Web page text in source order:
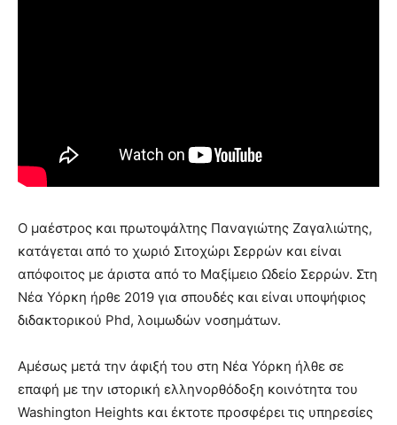
Ο μαέστρος και πρωτοψάλτης Παναγιώτης Ζαγαλιώτης,
κατάγεται από το χωριό Σιτοχώρι Σερρών και είναι
απόφοιτος με άριστα από το Μαξίμειο Ωδείο Σερρών. Στη
Νέα Υόρκη ήρθε 2019 για σπουδές και είναι υποψήφιος
διδακτορικού Phd, λοιμωδών νοσημάτων.
Αμέσως μετά την άφιξή του στη Νέα Υόρκη ήλθε σε
επαφή με την ιστορική ελληνορθόδοξη κοινότητα του
Washington Heights και έκτοτε προσφέρει τις υπηρεσίες